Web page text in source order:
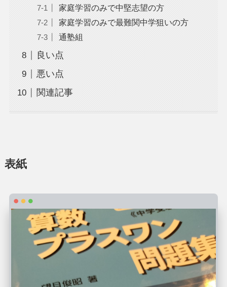
家庭学習のみで中堅志望の方
家庭学習のみで最難関中学狙いの方
通塾組
良い点
悪い点
関連記事
表紙